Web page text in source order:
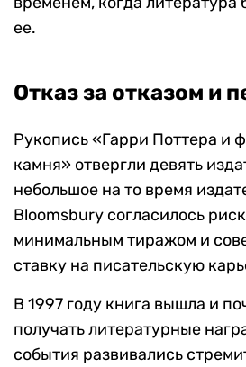
ее.
Отказ за отказом и
Рукопись «Гарри Поттера и
камня» отвергли девять
небольшое на то время
Bloomsbury согласилось
минимальным тиражом и
ставку на писательскую
В 1997 году книга вышла и
получать литературные
события развивались